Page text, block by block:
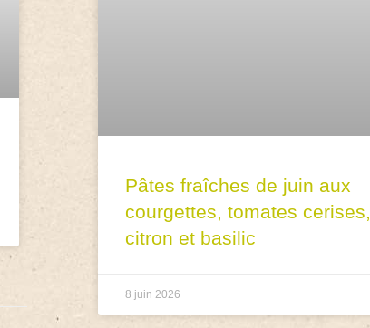
Pâtes fraîches de juin aux
courgettes, tomates cerises,
citron et basilic
8 juin 2026